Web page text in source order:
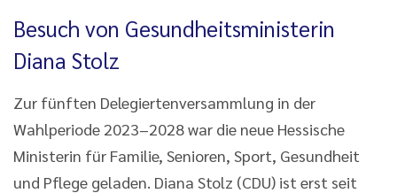
Besuch von Gesundheitsministerin
Diana Stolz
Zur fünften Delegiertenversammlung in der
Wahlperiode 2023–2028 war die neue Hessische
Ministerin für Familie, Senioren, Sport, Gesundheit
und Pflege geladen. Diana Stolz (CDU) ist erst seit